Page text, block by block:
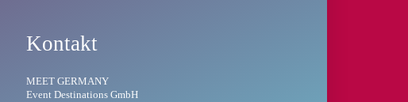
Kontakt
MEET GERMANY
Event Destinations GmbH